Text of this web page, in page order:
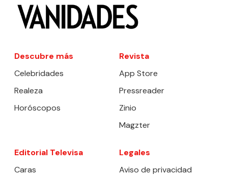
Descubre más
Celebridades
Realeza
Horóscopos
Revista
App Store
Pressreader
Zinio
Magzter
Editorial Televisa
Caras
Legales
Aviso de privacidad